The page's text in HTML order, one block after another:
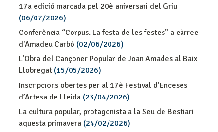
17a edició marcada pel 20è aniversari del Griu
(06/07/2026)
Conferència “Corpus. La festa de les festes” a càrrec
d'Amadeu Carbó (02/06/2026)
L'Obra del Cançoner Popular de Joan Amades al Baix
Llobregat (15/05/2026)
Inscripcions obertes per al 17è Festival d’Enceses
d’Artesa de Lleida (23/04/2026)
La cultura popular, protagonista a la Seu de Bestiari
aquesta primavera (24/02/2026)